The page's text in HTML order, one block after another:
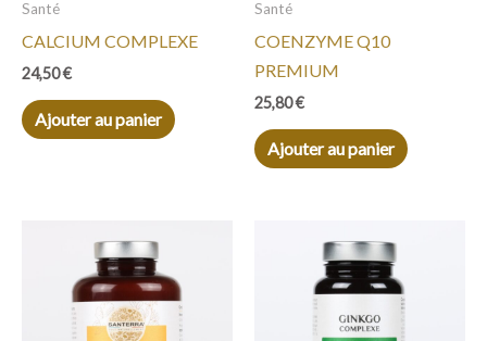
Santé
CALCIUM COMPLEXE
24,50€
Ajouter au panier
Santé
COENZYME Q10
PREMIUM
25,80€
Ajouter au panier